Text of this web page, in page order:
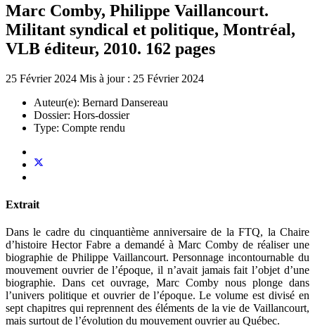
Marc Comby, Philippe Vaillancourt.
Militant syndical et politique, Montréal,
VLB éditeur, 2010. 162 pages
25 Février 2024 Mis à jour : 25 Février 2024
Auteur(e): Bernard Dansereau
Dossier: Hors-dossier
Type: Compte rendu
Extrait
Dans le cadre du cinquantième anniversaire de la FTQ, la Chaire
d’histoire Hector Fabre a demandé à Marc Comby de réaliser une
biographie de Philippe Vaillancourt. Personnage incontournable du
mouvement ouvrier de l’époque, il n’avait jamais fait l’objet d’une
biographie. Dans cet ouvrage, Marc Comby nous plonge dans
l’univers politique et ouvrier de l’époque. Le volume est divisé en
sept chapitres qui reprennent des éléments de la vie de Vaillancourt,
mais surtout de l’évolution du mouvement ouvrier au Québec.